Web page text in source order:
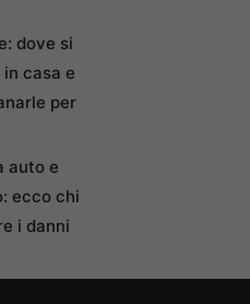
dove si
casa e
per
auto e
ecco chi
i danni